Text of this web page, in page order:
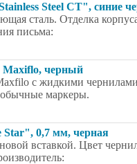
Steel CT", синие
сталь. Отделка
письма:
Maxiflo, черный
с жидкими
маркеры.
0,7 мм, черная
вставкой. Цвет